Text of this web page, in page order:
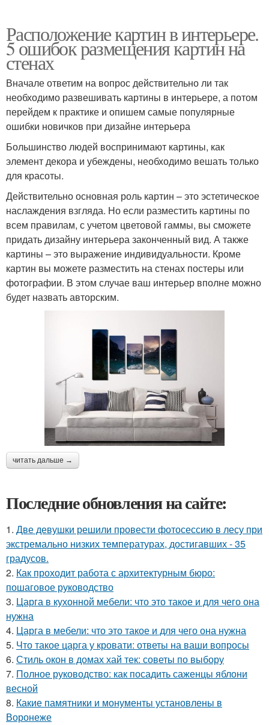
Расположение картин в интерьере.
5 ошибок размещения картин на
стенах
Вначале ответим на вопрос действительно ли так
необходимо развешивать картины в интерьере, а потом
перейдем к практике и опишем самые популярные
ошибки новичков при дизайне интерьера
Большинство людей воспринимают картины, как
элемент декора и убеждены, необходимо вешать только
для красоты.
Действительно основная роль картин – это эстетическое
наслаждения взгляда. Но если разместить картины по
всем правилам, с учетом цветовой гаммы, вы сможете
придать дизайну интерьера законченный вид. А также
картины – это выражение индивидуальности. Кроме
картин вы можете разместить на стенах постеры или
фотографии. В этом случае ваш интерьер вполне можно
будет назвать авторским.
читать дальше →
Последние обновления на сайте:
1. Две девушки решили провести фотосессию в лесу при
экстремально низких температурах, достигавших - 35
градусов.
2. Как проходит работа с архитектурным бюро:
пошаговое руководство
3. Царга в кухонной мебели: что это такое и для чего она
нужна
4. Царга в мебели: что это такое и для чего она нужна
5. Что такое царга у кровати: ответы на ваши вопросы
6. Стиль окон в домах хай тек: советы по выбору
7. Полное руководство: как посадить саженцы яблони
весной
8. Какие памятники и монументы установлены в
Воронеже